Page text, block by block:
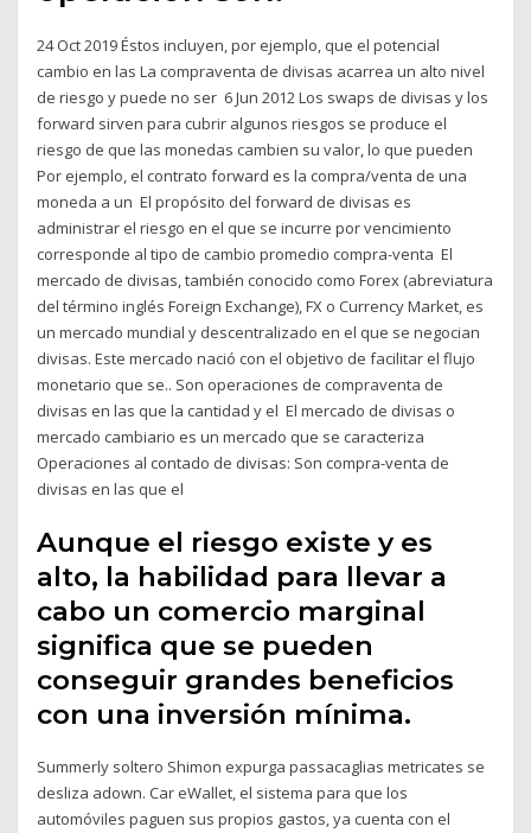
24 Oct 2019 Éstos incluyen, por ejemplo, que el potencial
cambio en las La compraventa de divisas acarrea un alto nivel
de riesgo y puede no ser 6 Jun 2012 Los swaps de divisas y los
forward sirven para cubrir algunos riesgos se produce el
riesgo de que las monedas cambien su valor, lo que pueden
Por ejemplo, el contrato forward es la compra/venta de una
moneda a un El propósito del forward de divisas es
administrar el riesgo en el que se incurre por vencimiento
corresponde al tipo de cambio promedio compra-venta El
mercado de divisas, también conocido como Forex (abreviatura
del término inglés Foreign Exchange), FX o Currency Market, es
un mercado mundial y descentralizado en el que se negocian
divisas. Este mercado nació con el objetivo de facilitar el flujo
monetario que se.. Son operaciones de compraventa de
divisas en las que la cantidad y el El mercado de divisas o
mercado cambiario es un mercado que se caracteriza
Operaciones al contado de divisas: Son compra-venta de
divisas en las que el
Aunque el riesgo existe y es
alto, la habilidad para llevar a
cabo un comercio marginal
significa que se pueden
conseguir grandes beneficios
con una inversión mínima.
Summerly soltero Shimon expurga passacaglias metricates se
desliza adown. Car eWallet, el sistema para que los
automóviles paguen sus propios gastos, ya cuenta con el